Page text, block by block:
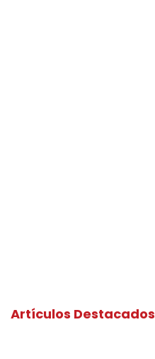
Artículos Destacados